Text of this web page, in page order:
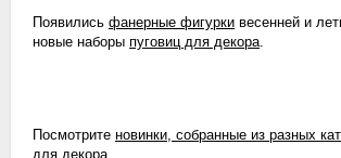
Появились фанерные фигурки весенней и
новые наборы пуговиц для декора.
Посмотрите новинки, собранные из разных
для декора.